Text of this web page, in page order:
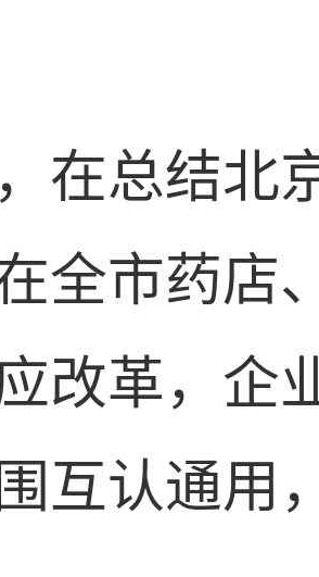
在总结北
全市药店
改革，企
互认通用